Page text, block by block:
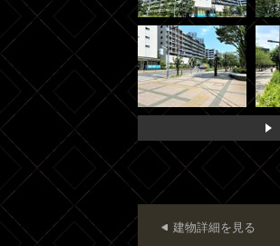
建物詳細を見る